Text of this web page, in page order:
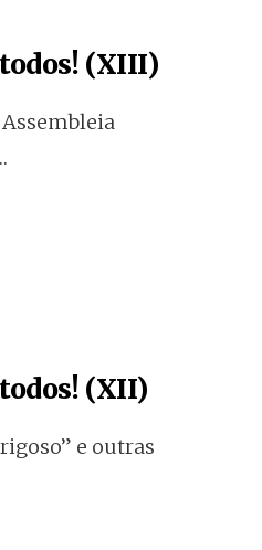
(XIII)
(XII)
e outras